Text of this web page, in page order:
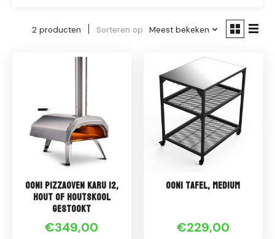
2 producten Sorteren op Meest bekeken
Ooni Pizzaoven Karu 12,
hout of houtskool
gestookt
€349,00
Ooni Tafel, medium
€229,00